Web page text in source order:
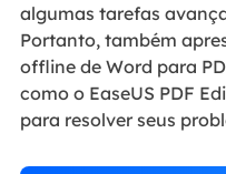
algumas tarefas
Portanto, também
offline de Word para
como o EaseUS PDF
para resolver seus